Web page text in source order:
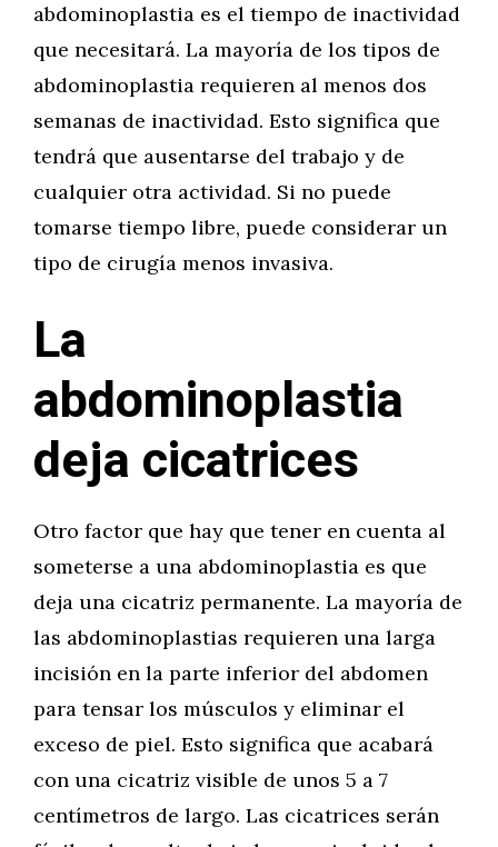
abdominoplastia es el tiempo de inactividad
que necesitará. La mayoría de los tipos de
abdominoplastia requieren al menos dos
semanas de inactividad. Esto significa que
tendrá que ausentarse del trabajo y de
cualquier otra actividad. Si no puede
tomarse tiempo libre, puede considerar un
tipo de cirugía menos invasiva.
La
abdominoplastia
deja cicatrices
Otro factor que hay que tener en cuenta al
someterse a una abdominoplastia es que
deja una cicatriz permanente. La mayoría de
las abdominoplastias requieren una larga
incisión en la parte inferior del abdomen
para tensar los músculos y eliminar el
exceso de piel. Esto significa que acabará
con una cicatriz visible de unos 5 a 7
centímetros de largo. Las cicatrices serán